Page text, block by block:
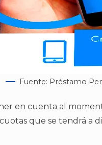
Fuente: Préstamo
en cuenta al
que se tendrá a